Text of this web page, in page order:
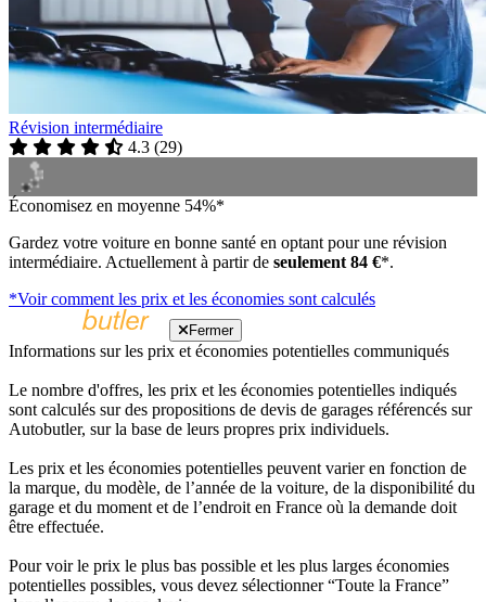
Révision intermédiaire
4.3 (29)
Économisez en moyenne 54%*
Gardez votre voiture en bonne santé en optant pour une révision
intermédiaire. Actuellement à partir de seulement 84 €*.
*Voir comment les prix et les économies sont calculés
Fermer
Informations sur les prix et économies potentielles communiqués
Le nombre d'offres, les prix et les économies potentielles indiqués
sont calculés sur des propositions de devis de garages référencés sur
Autobutler, sur la base de leurs propres prix individuels.
Les prix et les économies potentielles peuvent varier en fonction de
la marque, du modèle, de l’année de la voiture, de la disponibilité du
garage et du moment et de l’endroit en France où la demande doit
être effectuée.
Pour voir le prix le plus bas possible et les plus larges économies
potentielles possibles, vous devez sélectionner “Toute la France”